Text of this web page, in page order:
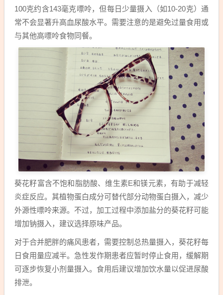
100克约含143毫克嘌呤，但每日少量摄入（如10-20克）通
常不会显著升高血尿酸水平。需要注意的是避免过量食用或
与其他高嘌呤食物同餐。
葵花籽富含不饱和脂肪酸、维生素E和镁元素，有助于减轻
炎症反应。其植物蛋白成分可替代部分动物蛋白摄入，减少
外源性嘌呤来源。不过，加工过程中添加盐分的葵花籽可能
增加钠摄入，建议选择原味产品。
对于合并肥胖的痛风患者，需要控制总热量摄入，葵花籽每
日食用量应减半。急性发作期患者应暂时停止食用，缓解期
可逐步恢复小剂量摄入。食用后建议增加饮水量以促进尿酸
排泄。